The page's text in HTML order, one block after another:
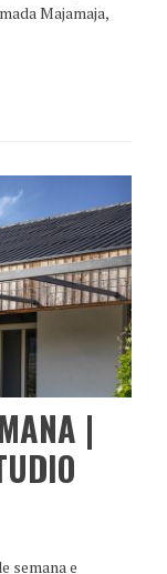
Majamaja,
|
semana e